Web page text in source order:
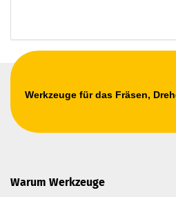
Werkzeuge für das Fräsen,
Warum Werkzeuge